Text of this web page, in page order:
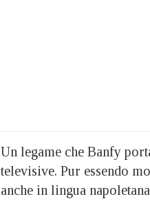
Un legame che Banfy
televisive. Pur essendo
anche in lingua